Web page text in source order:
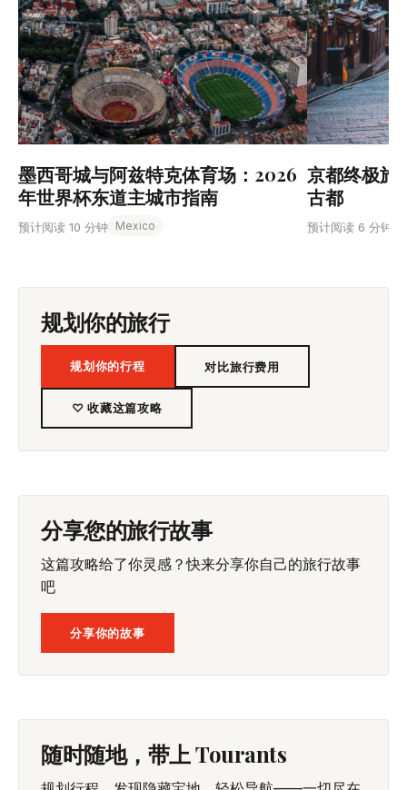
墨西哥城与阿兹特克体育场：2026
年世界杯东道主城市指南
预计阅读 10 分钟 Mexico
京都终极旅
古都
预计阅读 6 分钟
规划你的旅行
规划你的行程 对比旅行费用
♡ 收藏这篇攻略
分享您的旅行故事
这篇攻略给了你灵感？快来分享你自己的旅行故事
吧
分享你的故事
随时随地，带上 Tourants